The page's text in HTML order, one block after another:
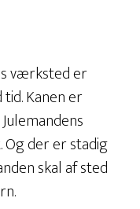
værksted er
Kanen er
der er stadig
skal af sted